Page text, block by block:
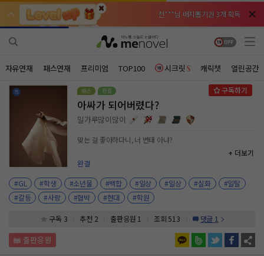
천***님 배지뽑기권 3개 획득
천***님 배지뽑기권 3개 획득
메**님 체험권 3일 획득
메**님 체험권 3일 획득
주**님 일반뽑기권 2개 획득
주**님 일반뽑기권 2개 획득
베**님
베**님
갈***님 후원10코인 획득
갈***님 후원10코인 획득
인*님 레어뽑기권 1개 획득
인*님 레어뽑기권 1개 획득
자유연재 패스연재 프리미엄 TOP100 시크릿 캐릭챗 열린공간
아싸가 되어버렸다?
밀가루많이많이
완결
맞는 걸 좋아하다니, 너 변태 아냐?
+ 더보기
#GL #학생 #소년물 #백합 #일상 #일상 #실화
#일탈
#갈등
#사랑 #협박 #현대 #학원
구독 3 추천 2 출판응원 1 조회 513 댓글 1